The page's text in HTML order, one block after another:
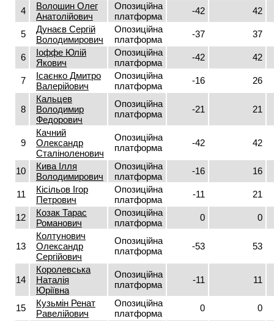
4
Волошин Олег
Анатолійович
Опозиційна
платформа
-42 42
5
Дунаєв Сергій
Володимирович
Опозиційна
платформа
-37 37
6
Іоффе Юлій
Якович
Опозиційна
платформа
-42 42
7
Ісаєнко Дмитро
Валерійович
Опозиційна
платформа
-16 26
8
Кальцев
Володимир
Федорович
Опозиційна
платформа
-21 21
9
Качний
Олександр
Сталіноленович
Опозиційна
платформа
-42 42
10
Кива Ілля
Володимирович
Опозиційна
платформа
-16 16
11
Кісільов Ігор
Петрович
Опозиційна
платформа
-11 21
12
Козак Тарас
Романович
Опозиційна
платформа
0 0
13
Колтунович
Олександр
Сергійович
Опозиційна
платформа
-53 53
14
Королевська
Наталія
Юріївна
Опозиційна
платформа
-11 11
15
Кузьмін Ренат
Равелійович
Опозиційна
платформа
0 0